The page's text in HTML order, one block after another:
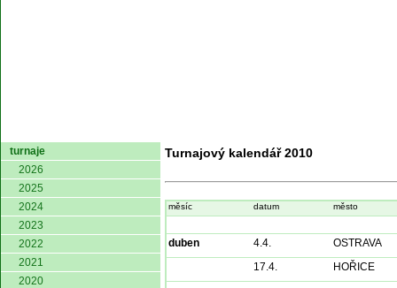
turnaje
2026
2025
2024
2023
2022
2021
2020
Turnajový kalendář 2010
měsíc datum město
duben 4.4.
OSTRAVA
17.4.
HOŘICE